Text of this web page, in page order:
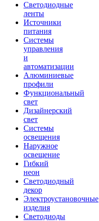
Светодиодные
ленты
Источники
питания
Системы
управления
и
автоматизации
Алюминиевые
профили
Функциональный
свет
Дизайнерский
свет
Системы
освещения
Наружное
освещение
Гибкий
неон
Светодиодный
декор
Электроустановочные
изделия
Светодиоды